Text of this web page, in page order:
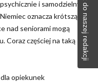
i samodzielnych.
oznacza krótszą lub
nad seniorami mogą
Coraz częściej na taką
opiekunek
Napisz do naszej redakcji